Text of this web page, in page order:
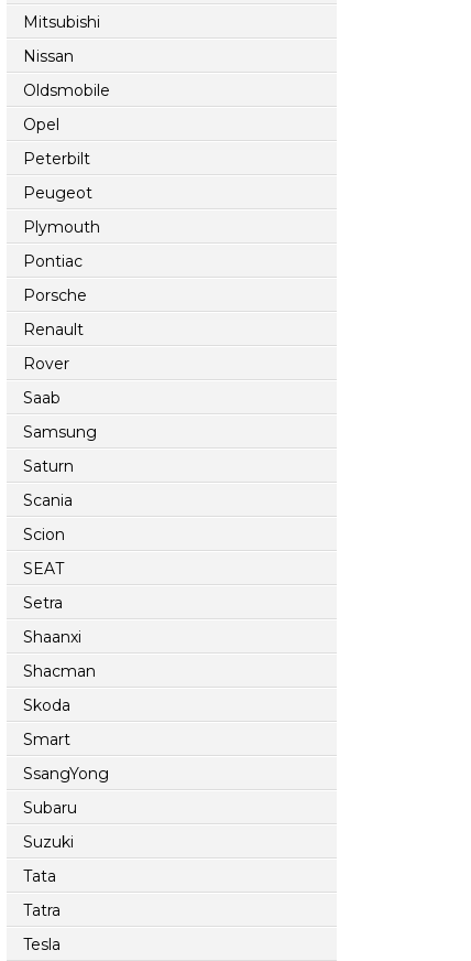
Mitsubishi
Nissan
Oldsmobile
Opel
Peterbilt
Peugeot
Plymouth
Pontiac
Porsche
Renault
Rover
Saab
Samsung
Saturn
Scania
Scion
SEAT
Setra
Shaanxi
Shacman
Skoda
Smart
SsangYong
Subaru
Suzuki
Tata
Tatra
Tesla